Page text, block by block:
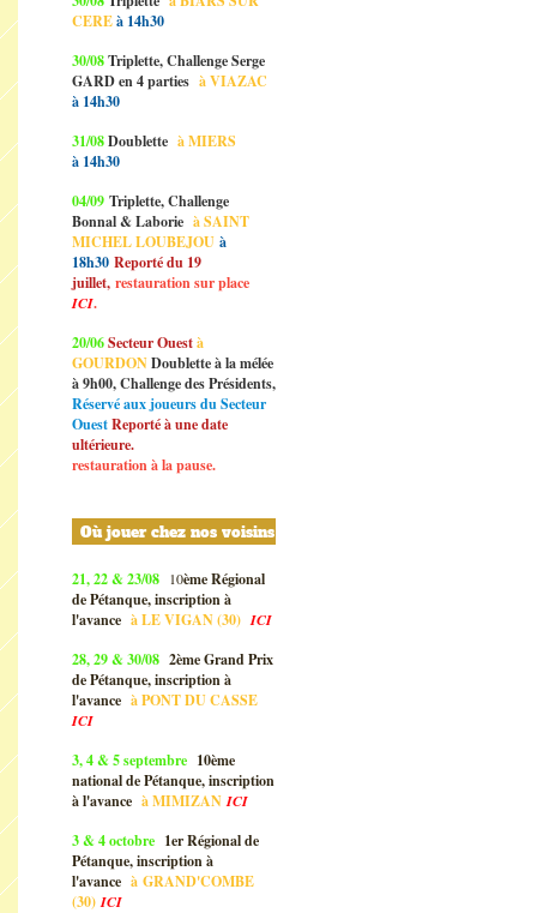
CEREà 14h30
30/08Triplette, Challenge Serge
GARD en 4 parties à VIAZAC
à 14h30
31/08Doublette à MIERS
à 14h30
04/09 Triplette, Challenge
Bonnal & Laborie à SAINT
MICHEL LOUBEJOU à
18h30 Reporté du 19
juillet, restauration sur place
ICI.
20/06Secteur Ouestà
GOURDONDoublette à la mélée
à 9h00, Challenge des Présidents,
Réservé aux joueurs du Secteur
OuestReporté à une date
ultérieure.
restauration à la pause.
Où jouer chez nos voisins
21, 22 & 23/08 10ème Régional
de Pétanque, inscription à
l'avance àLE VIGAN (30) ICI
28, 29 & 30/08 2ème Grand Prix
de Pétanque, inscription à
l'avance àPONT DU CASSE
ICI
3, 4 & 5 septembre 10ème
national de Pétanque, inscription
à l'avance àMIMIZAN ICI
3 & 4 octobre 1er Régional de
Pétanque, inscription à
l'avance à GRAND'COMBE
(30) ICI